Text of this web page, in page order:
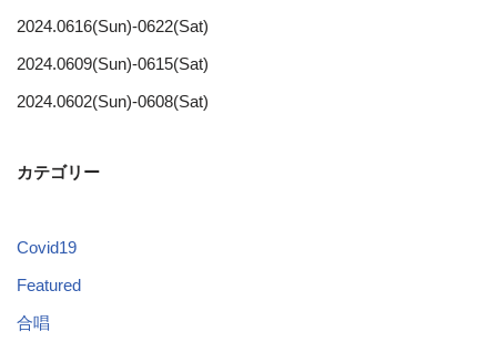
2024.0616(Sun)-0622(Sat)
2024.0609(Sun)-0615(Sat)
2024.0602(Sun)-0608(Sat)
カテゴリー
Covid19
Featured
合唱